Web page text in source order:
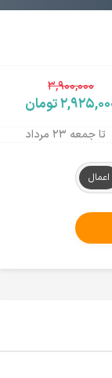
۳,۹۰۰,۰۰۰
تومان
تا جمعه ۲۳ مرداد
اعمال